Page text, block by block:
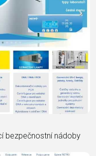
bezpečnostní nádoby